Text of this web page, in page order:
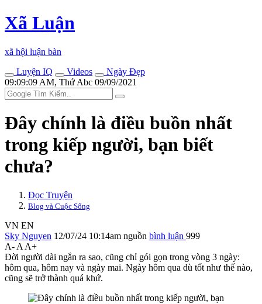
Xã Luận
xã hội luận bàn
Luyện IQ
Videos
Ngày Đẹp
09:09:09 AM, Thứ Abc 09/09/2021
Đây chính là điều buồn nhất
trong kiếp người, bạn biết
chưa?
Đọc Truyện
Blog và Cuộc Sống
VN EN
Sky Nguyen 12/07/24 10:14am nguồn bình luận 999
A- A A+
Đời người dài ngắn ra sao, cũng chỉ gói gọn trong vòng 3 ngày:
hôm qua, hôm nay và ngày mai. Ngày hôm qua dù tốt như thế nào,
cũng sẽ trở thành quá khứ.